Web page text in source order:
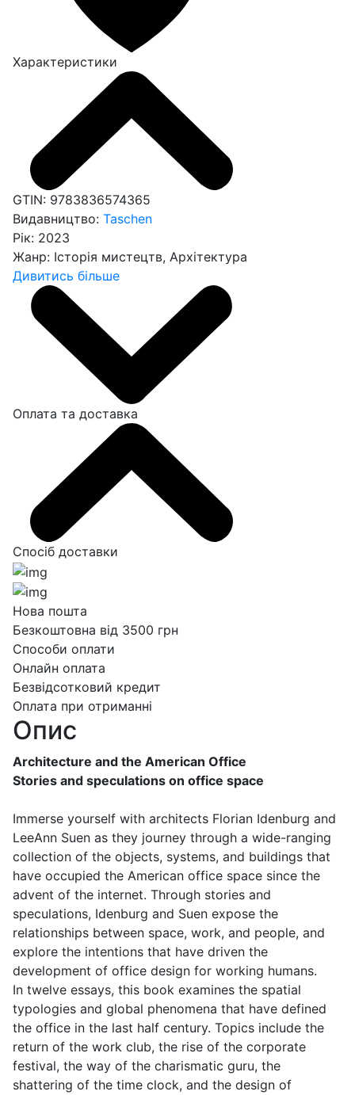
Характеристики
GTIN: 9783836574365
Видавництво: Taschen
Рік: 2023
Жанр: Історія мистецтв, Архітектура
Дивитись більше
Оплата та доставка
Спосіб доставки
Нова пошта
Безкоштовна від 3500 грн
Способи оплати
Онлайн оплата
Безвідсотковий кредит
Оплата при отриманні
Опис
Architecture and the American Office
Stories and speculations on office space
Immerse yourself with architects Florian Idenburg and
LeeAnn Suen as they journey through a wide-ranging
collection of the objects, systems, and buildings that
have occupied the American office space since the
advent of the internet. Through stories and
speculations, Idenburg and Suen expose the
relationships between space, work, and people, and
explore the intentions that have driven the
development of office design for working humans.
In twelve essays, this book examines the spatial
typologies and global phenomena that have defined
the office in the last half century. Topics include the
return of the work club, the rise of the corporate
festival, the way of the charismatic guru, the
shattering of the time clock, and the design of